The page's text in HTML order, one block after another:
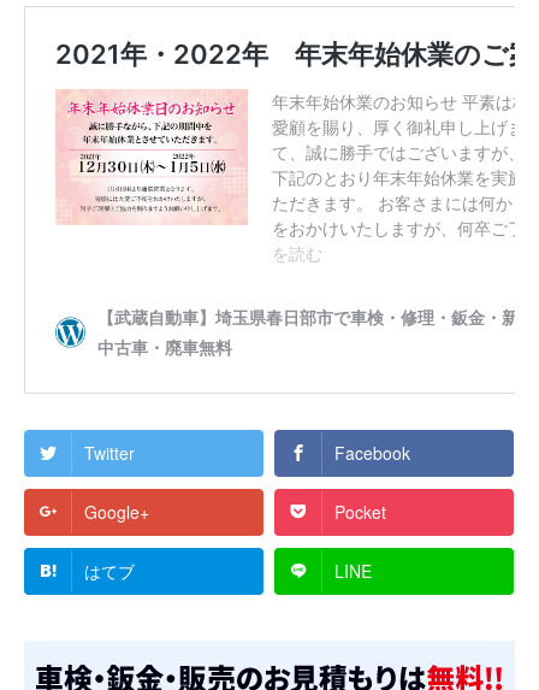
Twitter Facebook
Google+ Pocket
はてブ LINE